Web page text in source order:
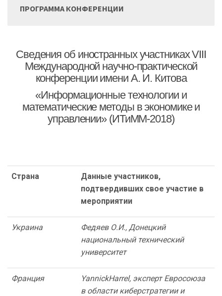
ПРОГРАММА КОНФЕРЕНЦИИ
Сведения об иностранных участниках VIII
Международной научно-практической
конференции имени А. И. Китова
«Информационные технологии и
математические методы в экономике и
управлении» (ИТиММ-2018)
Страна
Данные участников,
подтвердивших свое участие в
мероприятии
Украина
Федяев О.И., Донецкий
национальный технический
университет
Франция YannickHarrel, эксперт Евросоюза
в области киберстратегии и